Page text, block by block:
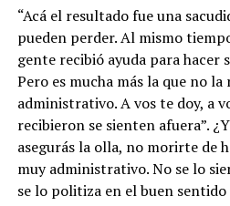
“Acá el resultado fue una
pueden perder. Al mismo
gente recibió ayuda para hacer
Pero es mucha más la que no
administrativo. A vos te doy, a
recibieron se sienten afuera”.
asegurás la olla, no morirte de
muy administrativo. No se lo
se lo politiza en el buen